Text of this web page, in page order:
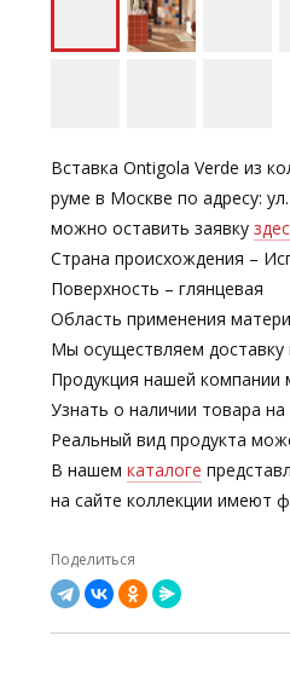
Вставка Ontigola Verde из
руме в Москве по адресу:
можно оставить заявку
Страна происхождения –
Поверхность – глянцевая
Область применения
Мы осуществляем
Продукция нашей
Узнать о наличии товара
Реальный вид продукта
В нашем каталоге
на сайте коллекции имеют
Поделиться